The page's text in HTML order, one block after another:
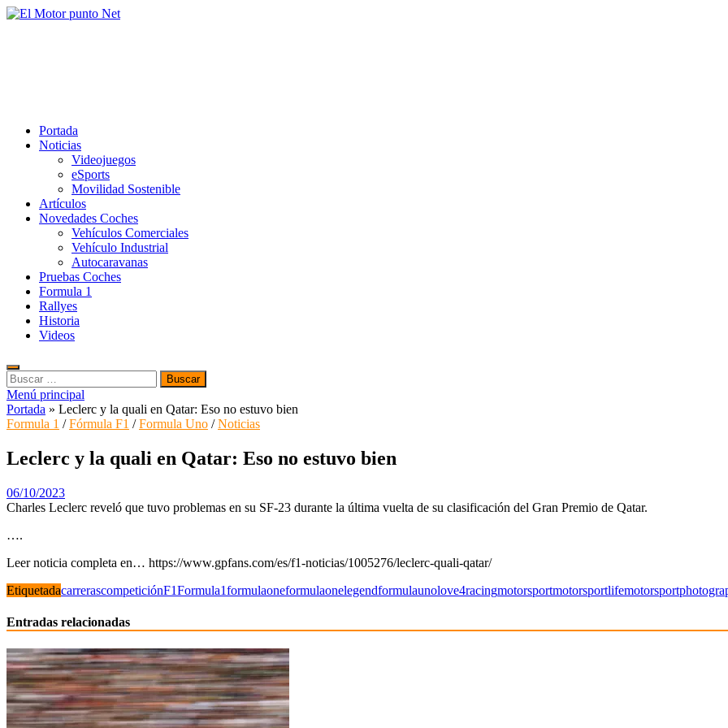
Saltar
Portada
Noticias
Videojuegos
eSports
Movilidad Sostenible
Artículos
Novedades Coches
Vehículos Comerciales
Vehículo Industrial
Autocaravanas
Pruebas Coches
Formula 1
Rallyes
Historia
Videos
Buscar:
Menú principal
Portada » Leclerc y la quali en Qatar: Eso no estuvo bien
Formula 1 /Fórmula F1 /Formula Uno /Noticias
Leclerc y la quali en Qatar: Eso no estuvo bien
06/10/2023
Charles Leclerc reveló que tuvo problemas en su SF-23 durante la última vuelta de su clasificación del Gran Premio de Qatar.
….
Leer noticia completa en… https://www.gpfans.com/es/f1-noticias/1005276/leclerc-quali-qatar/
EtiquetadacarrerascompeticiónF1Formula1formulaoneformulaonelegendformulaunolove4racingmotorsportmotorsportlife
Entradas relacionadas